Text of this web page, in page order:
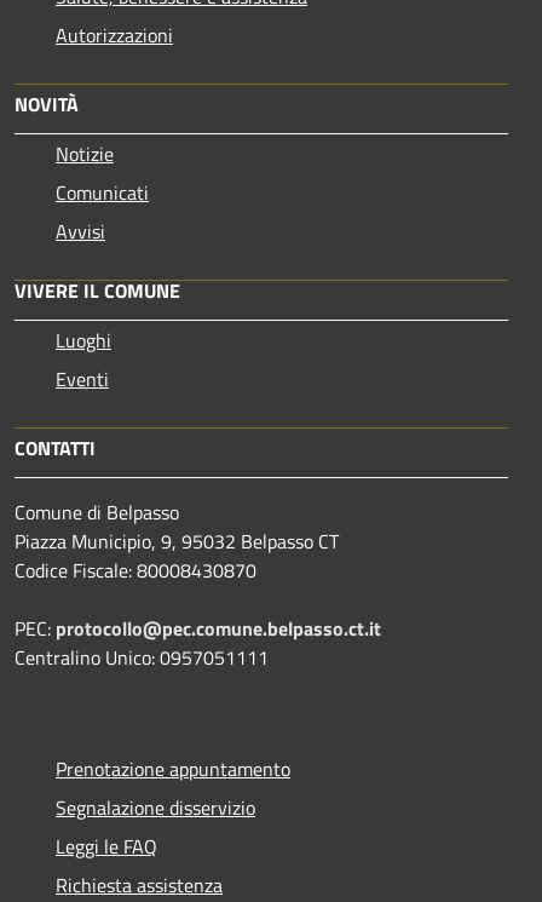
Autorizzazioni
NOVITÀ
Notizie
Comunicati
Avvisi
VIVERE IL COMUNE
Luoghi
Eventi
CONTATTI
Comune di Belpasso
Piazza Municipio, 9, 95032 Belpasso CT
Codice Fiscale: 80008430870
PEC: protocollo@pec.comune.belpasso.ct.it
Centralino Unico: 0957051111
Prenotazione appuntamento
Segnalazione disservizio
Leggi le FAQ
Richiesta assistenza